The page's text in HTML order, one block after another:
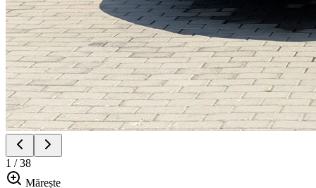
1 / 38
Mărește